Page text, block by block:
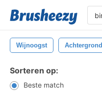
Wijnoogst Achtergrond
Sorteren op:
Beste match